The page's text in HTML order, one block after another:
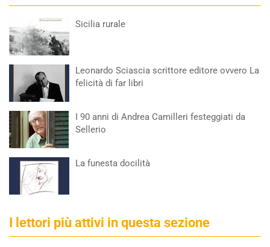
Sicilia rurale
Leonardo Sciascia scrittore editore ovvero La
felicità di far libri
I 90 anni di Andrea Camilleri festeggiati da
Sellerio
La funesta docilità
I lettori più attivi in questa sezione